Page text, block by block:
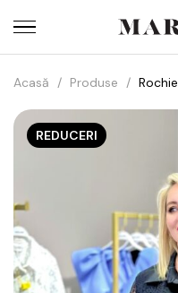
Acasă / Produse / Rochie
REDUCERI